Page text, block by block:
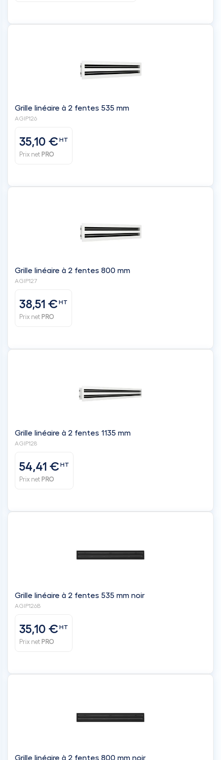
Grille linéaire à 2 fentes 535 mm
AGIP126
35,10 €HT
Prix net PRO
Grille linéaire à 2 fentes 800 mm
AGIP127
38,51 €HT
Prix net PRO
Grille linéaire à 2 fentes 1135 mm
AGIP128
54,41 €HT
Prix net PRO
Grille linéaire à 2 fentes 535 mm noir
AGIP126B
35,10 €HT
Prix net PRO
Grille linéaire à 2 fentes 800 mm noir